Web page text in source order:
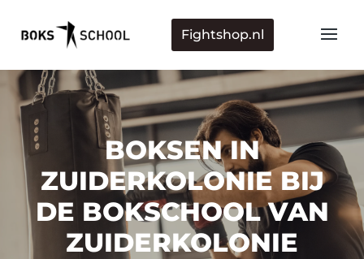
Fightshop.nl
BOKSEN IN
ZUIDERKOLONIE BIJ
DE BOKSCHOOL VAN
ZUIDERKOLONIE